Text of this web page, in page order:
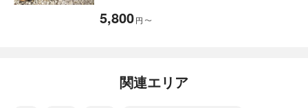
5,800円 〜
関連エリア